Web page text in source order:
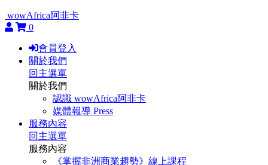
wowAfrica阿非卡
0
會員登入
關於我們
回主選單
關於我們
認識 wowAfrica阿非卡
媒體報導 Press
服務內容
回主選單
服務內容
《掌握非洲商業趨勢》線上課程